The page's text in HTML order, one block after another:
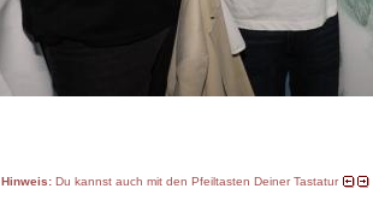
Hinweis:Du kannst auch mit den Pfeiltasten Deiner Tastatur